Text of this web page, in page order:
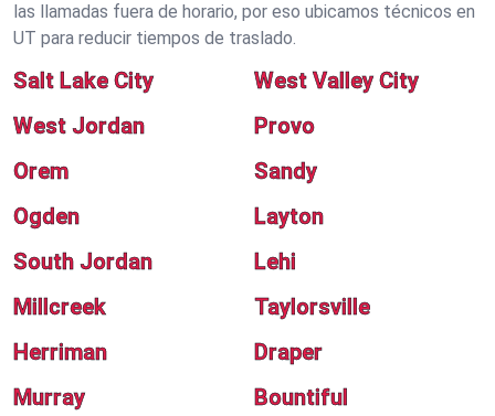
las llamadas fuera de horario, por eso ubicamos técnicos en
UT para reducir tiempos de traslado.
Salt Lake City
West Valley City
West Jordan
Provo
Orem
Sandy
Ogden
Layton
South Jordan
Lehi
Millcreek
Taylorsville
Herriman
Draper
Murray
Bountiful